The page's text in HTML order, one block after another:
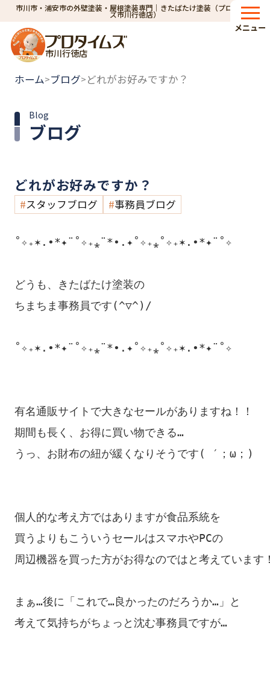
市川市・浦安市の外壁塗装・屋根塗装専門｜きたばたけ塗装（プロタイム
ズ市川行徳店）
市川行徳店
メニュー
ホーム>ブログ>どれがお好みですか？
ブログ
Blog
どれがお好みですか？
スタッフブログ 事務員ブログ
˚✧₊✶.•*✦¨˚✧₊⁎¨*•.✦˚✧₊⁎˚✧₊✶.•*✦¨˚✧
どうも、きたばたけ塗装の
ちまちま事務員です(^▽^)/
˚✧₊✶.•*✦¨˚✧₊⁎¨*•.✦˚✧₊⁎˚✧₊✶.•*✦¨˚✧
有名通販サイトで大きなセールがありますね！！
期間も長く、お得に買い物できる…
うっ、お財布の紐が緩くなりそうです( ′；ω；)
個人的な考え方ではありますが食品系統を
買うよりもこういうセールはスマホやPCの
周辺機器を買った方がお得なのではと考えています
まぁ…後に「これで…良かったのだろうか…」と
考えて気持ちがちょっと沈む事務員ですが…